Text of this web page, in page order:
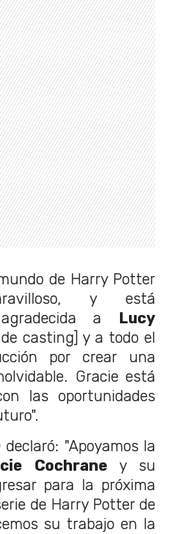
de Harry Potter
y está
a
Lucy
casting] y a todo el
por crear una
Gracie está
las oportunidades
declaró: "Apoyamos la
Cochrane y su
para la próxima
de Harry Potter de
su trabajo en la